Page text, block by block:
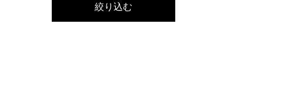
絞り込む